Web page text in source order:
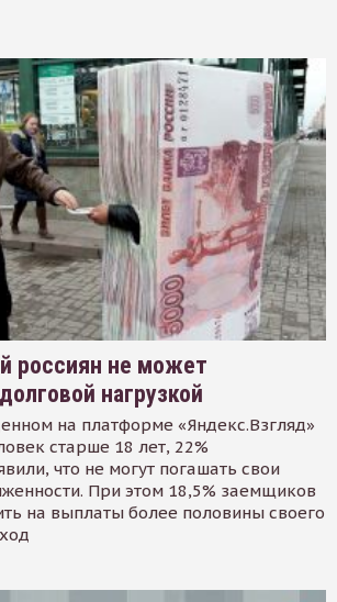
россиян не может
нагрузкой
на платформе «Яндекс.Взгляд»
старше 18 лет, 22%
что не могут погашать свои
При этом 18,5% заемщиков
на выплаты более половины своего